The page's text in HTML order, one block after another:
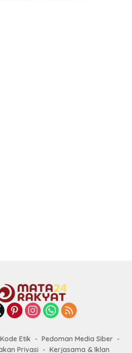
Kode Etik
Pedoman Media Siber
Privasi Kerjasama & Iklan